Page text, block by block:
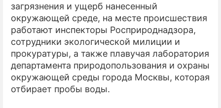
загрязнения и ущерб нанесенный
окружающей среде, на месте происшествия
работают инспекторы Росприроднадзора,
сотрудники экологической милиции и
прокуратуры, а также плавучая лаборатория
департамента природопользования и охраны
окружающей среды города Москвы, которая
отбирает пробы воды.